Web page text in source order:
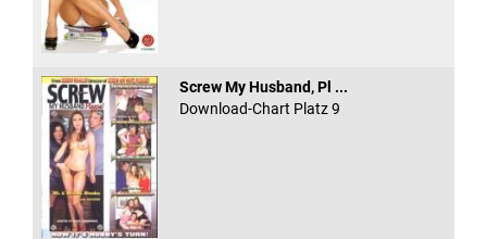
Screw My Husband, Pl ...
Download-Chart Platz 9